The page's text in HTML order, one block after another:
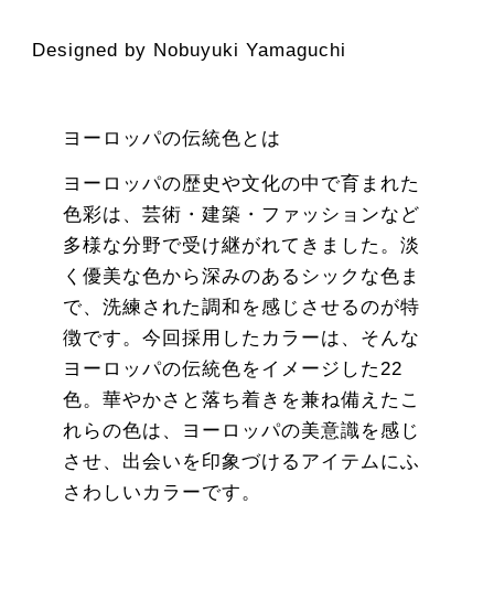
Designed by Nobuyuki Yamaguchi
ヨーロッパの伝統色とは
ヨーロッパの歴史や文化の中で育まれた
色彩は、芸術・建築・ファッションなど
多様な分野で受け継がれてきました。淡
く優美な色から深みのあるシックな色ま
で、洗練された調和を感じさせるのが特
徴です。今回採用したカラーは、そんな
ヨーロッパの伝統色をイメージした22
色。華やかさと落ち着きを兼ね備えたこ
れらの色は、ヨーロッパの美意識を感じ
させ、出会いを印象づけるアイテムにふ
さわしいカラーです。